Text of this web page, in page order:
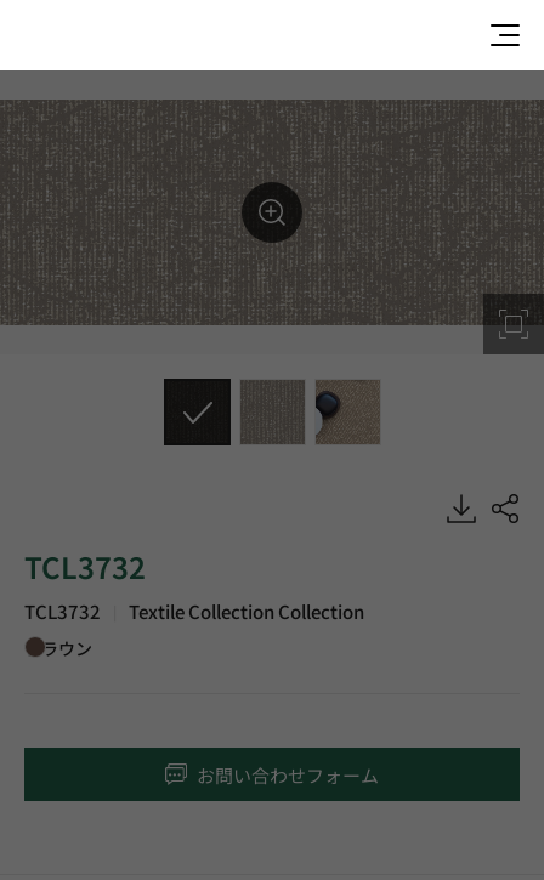
TCL3732, Textile Collection, Heterogeneous Sheet,
TCL3732
TCL3732 Textile Collection Collection
ブラウン
お問い合わせフォーム